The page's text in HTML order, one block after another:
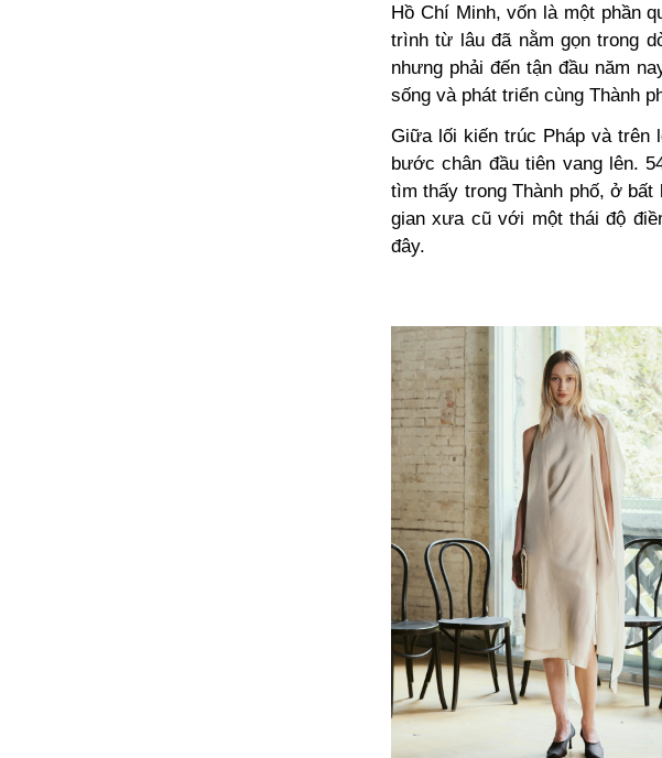
Hồ Chí Minh, vốn là một phần
trình từ lâu đã nằm gọn trong
nhưng phải đến tận đầu năm
sống và phát triển cùng Thành
Giữa lối kiến trúc Pháp và trên
bước chân đầu tiên vang lên.
tìm thấy trong Thành phố, ở
gian xưa cũ với một thái độ
đây.